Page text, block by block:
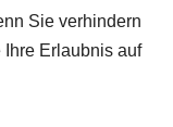
Sie verhindern
Ihre Erlaubnis auf